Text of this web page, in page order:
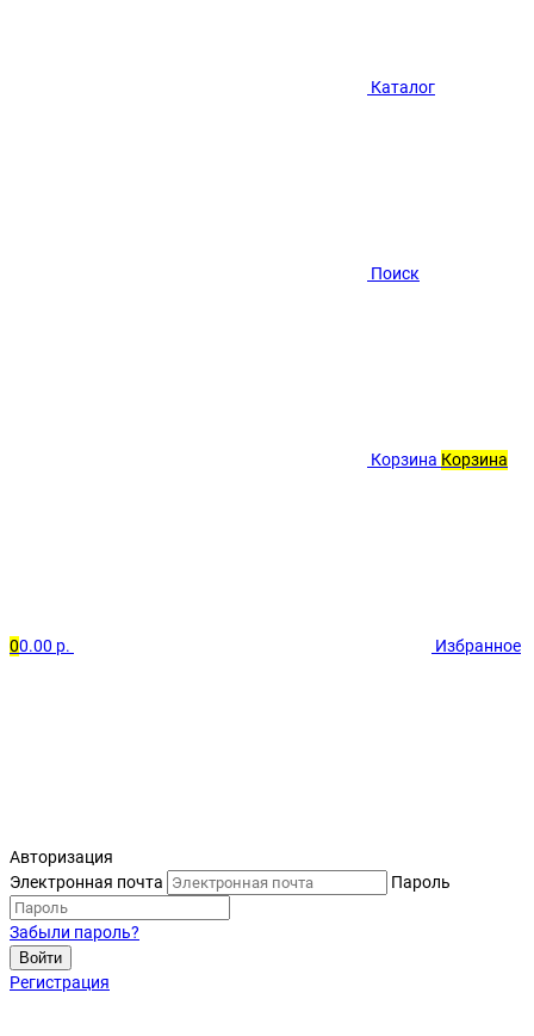
Каталог
Поиск
Корзина Корзина
00.00 р. Избранное
Авторизация
Электронная почта
Пароль
Забыли пароль?
Войти
Регистрация